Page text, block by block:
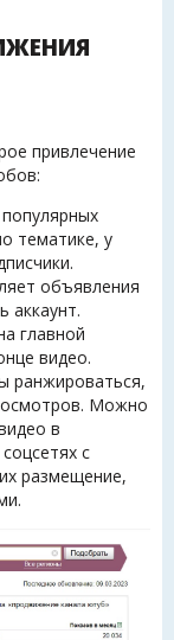
привлечение
тематике, у
объявления
аккаунт.
главной
видео.
ранжироваться,
Можно
в
с
размещение,